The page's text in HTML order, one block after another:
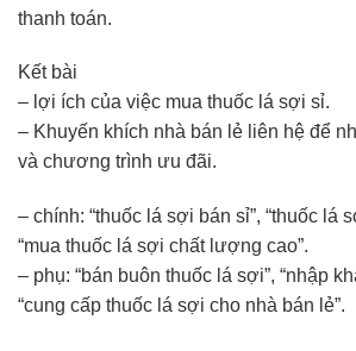
thanh toán.
Kết bài
– lợi ích của việc mua thuốc lá sợi sỉ.
– Khuyến khích nhà bán lẻ liên hệ để
và chương trình ưu đãi.
– chính: “thuốc lá sợi bán sỉ”, “thuốc lá
“mua thuốc lá sợi chất lượng cao”.
– phụ: “bán buôn thuốc lá sợi”, “nhập
“cung cấp thuốc lá sợi cho nhà bán lẻ”.